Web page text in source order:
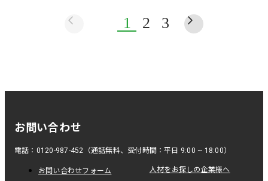
1 2 3
お問い合わせ
電話：0120-987-452（通話無料、受付時間：平日 9:00 ~ 18:00）
お問い合わせフォーム 人材をお探しの企業様へ